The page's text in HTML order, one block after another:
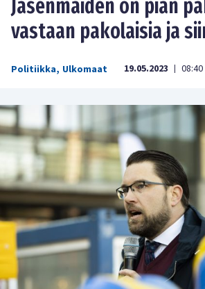
Jäsenmaiden on pian
vastaan pakolaisia ja
Politiikka, Ulkomaat 19.05.2023 | 08:40